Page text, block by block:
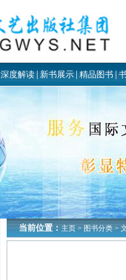
深度解读 | 新书展示 | 精品图书 |
当前位置： 主页 > 图书分类 >